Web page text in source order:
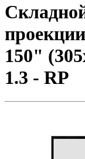
150"
1.3 - RP